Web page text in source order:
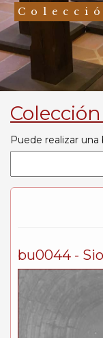
Puede realizar
bu0044 -